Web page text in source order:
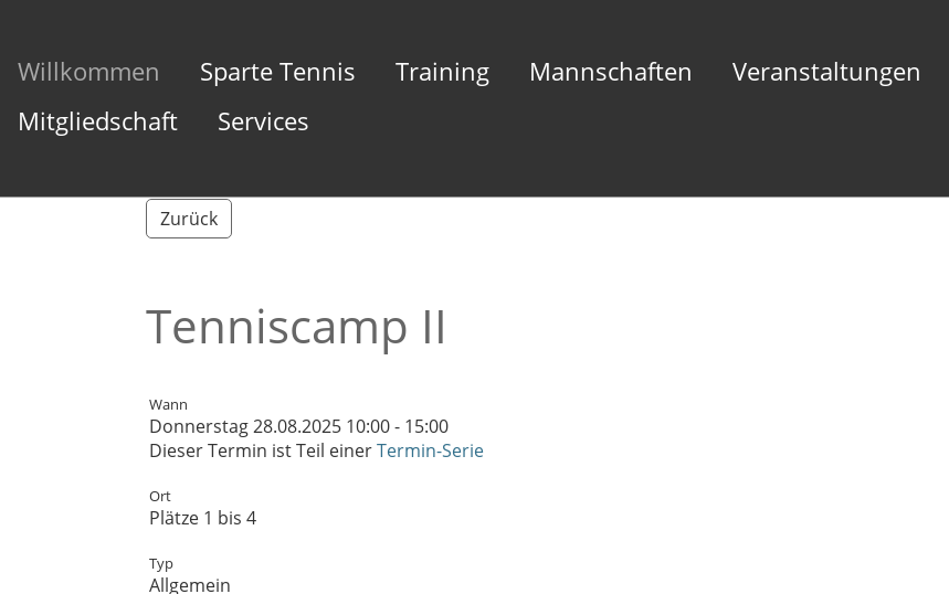
Willkommen Sparte Tennis Training Mannschaften
Veranstaltungen
Mitgliedschaft
Services
Zurück
Tenniscamp II
Wann
Donnerstag 28.08.2025 10:00 - 15:00
Dieser Termin ist Teil einerTermin-Serie
Ort
Plätze 1 bis 4
Typ
Allgemein